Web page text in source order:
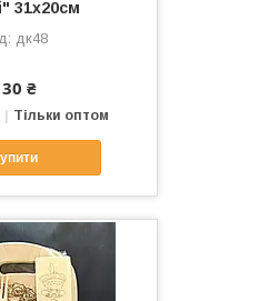
31х20см
дк48
₴
Тільки оптом